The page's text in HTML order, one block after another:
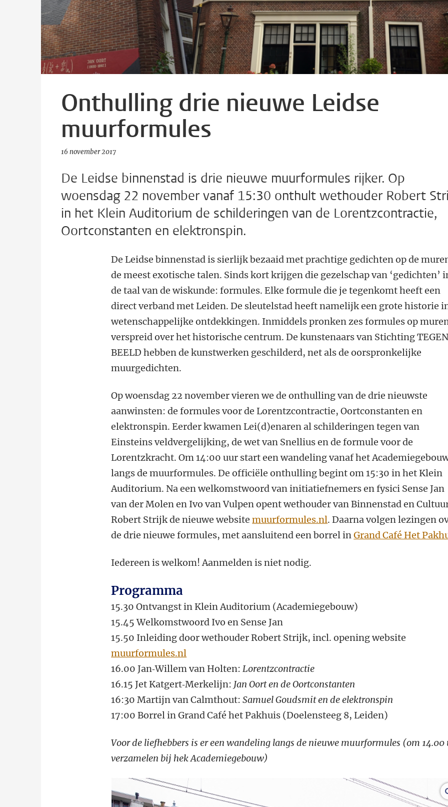
Onthulling drie nieuwe Leidse
muurformules
16 november 2017
De Leidse binnenstad is drie nieuwe muurformules rijker. Op
woensdag 22 november vanaf 15:30 onthult wethouder Robert
in het Klein Auditorium de schilderingen van de Lorentzcontractie,
Oortconstanten en elektronspin.
De Leidse binnenstad is sierlijk bezaaid met prachtige gedichten op de
de meest exotische talen. Sinds kort krijgen die gezelschap van ‘gedichten’
de taal van de wiskunde: formules. Elke formule die je tegenkomt heeft een
direct verband met Leiden. De sleutelstad heeft namelijk een grote historie
wetenschappelijke ontdekkingen. Inmiddels pronken zes formules op
verspreid over het historische centrum. De kunstenaars van Stichting
BEELD hebben de kunstwerken geschilderd, net als de oorspronkelijke
muurgedichten.
Op woensdag 22 november vieren we de onthulling van de drie nieuwste
aanwinsten: de formules voor de Lorentzcontractie, Oortconstanten en
elektronspin. Eerder kwamen Lei(d)enaren al schilderingen tegen van
Einsteins veldvergelijking, de wet van Snellius en de formule voor de
Lorentzkracht. Om 14:00 uur start een wandeling vanaf het
langs de muurformules. De officiële onthulling begint om 15:30 in het Klein
Auditorium. Na een welkomstwoord van initiatiefnemers en fysici Sense Jan
van der Molen en Ivo van Vulpen opent wethouder van Binnenstad en
Robert Strijk de nieuwe websitemuurformules.nl. Daarna volgen lezingen
de drie nieuwe formules, met aansluitend een borrel inGrand Café Het
Iedereen is welkom! Aanmelden is niet nodig.
Programma
15.30 Ontvangst in Klein Auditorium (Academiegebouw)
15.45 Welkomstwoord Ivo en Sense Jan
15.50 Inleiding door wethouder Robert Strijk, incl. opening website
muurformules.nl
16.00 Jan‐Willem van Holten:Lorentzcontractie
16.15 Jet Katgert‐Merkelijn: Jan Oort en de Oortconstanten
16:30 Martijn van Calmthout:Samuel Goudsmit en de elektronspin
17:00 Borrel in Grand Café het Pakhuis (Doelensteeg 8, Leiden)
Voor de liefhebbers is er een wandeling langs de nieuwe muurformules (om 14.00
verzamelen bij hek Academiegebouw)